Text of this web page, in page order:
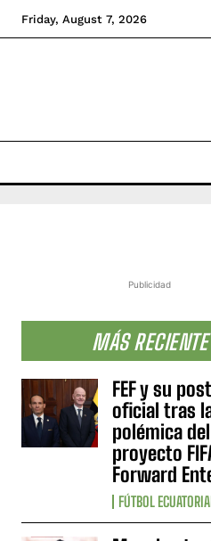
Friday, August 7, 2026
Publicidad
MÁS RECIENTE
FEF y su
oficial tras
polémica del
proyecto
Forward
FÚTBOL